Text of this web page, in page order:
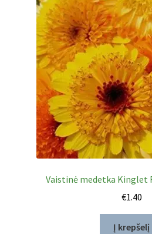
Vaistinė medetka Kinglet
€1.40
Į krepšelį